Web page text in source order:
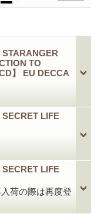
TO
】 EU DECCA
LIFE
LIFE
荷の際は再度登